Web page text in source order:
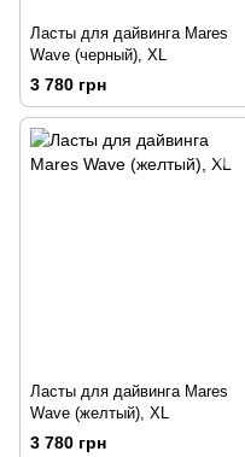
Ласты для дайвинга Mares
Wave (черный), XL
3 780 грн
Ласты для дайвинга Mares
Wave (желтый), XL
3 780 грн